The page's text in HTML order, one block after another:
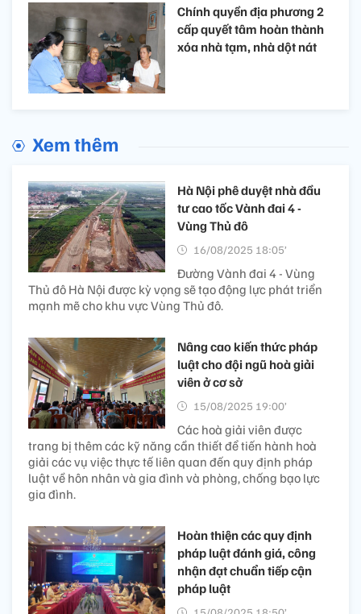
Chính quyền địa phương 2
cấp quyết tâm hoàn thành
xóa nhà tạm, nhà dột nát
Xem thêm
Hà Nội phê duyệt nhà đầu
tư cao tốc Vành đai 4 -
Vùng Thủ đô
16/08/2025 18:05’
Đường Vành đai 4 - Vùng
Thủ đô Hà Nội được kỳ vọng sẽ tạo động lực phát triển
mạnh mẽ cho khu vực Vùng Thủ đô.
Nâng cao kiến thức pháp
luật cho đội ngũ hoà giải
viên ở cơ sở
15/08/2025 19:00’
Các hoà giải viên được
trang bị thêm các kỹ năng cần thiết để tiến hành hoà
giải các vụ việc thực tế liên quan đến quy định pháp
luật về hôn nhân và gia đình và phòng, chống bạo lực
gia đình.
Hoàn thiện các quy định
pháp luật đánh giá, công
nhận đạt chuẩn tiếp cận
pháp luật